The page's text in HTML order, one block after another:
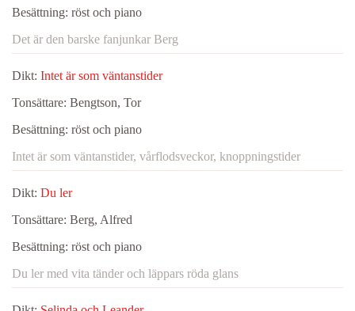
Besättning: röst och piano
Det är den barske fanjunkar Berg
Dikt: Intet är som väntanstider
Tonsättare: Bengtson, Tor
Besättning: röst och piano
Intet är som väntanstider, vårflodsveckor, knoppningstider
Dikt: Du ler
Tonsättare: Berg, Alfred
Besättning: röst och piano
Du ler med vita tänder och läppars röda glans